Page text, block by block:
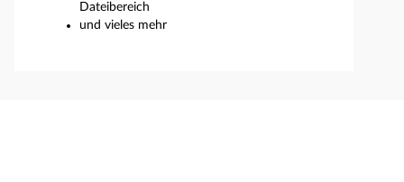
Dateibereich
und vieles mehr